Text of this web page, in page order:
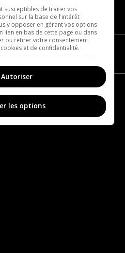
susceptibles de traiter vos
sur la base de l'intérêt
y opposer en gérant vos options
lien en bas de cette page ou dans
ou retirer votre consentement
et de confidentialité.
Autoriser
les options